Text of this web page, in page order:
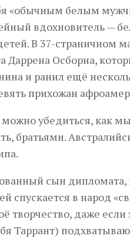
«обычным белым
вдохновитель —
В 37-страничном
Даррена Осборна,
и ранил ещё
прихожан
убедиться, как
братьями.
сын дипломата,
спускается в народ
творчество, даже
Таррант)